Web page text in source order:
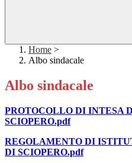
Home >
Albo sindacale
Albo sindacale
PROTOCOLLO DI INTESA
SCIOPERO.pdf
REGOLAMENTO DI
DI SCIOPERO.pdf